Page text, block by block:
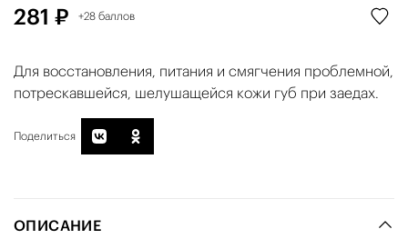
Для восстановления, питания и смягчения проблемной,
потрескавшейся, шелушащейся кожи губ при заедах.
+28 баллов
281 ₽
Поделиться
ОПИСАНИЕ